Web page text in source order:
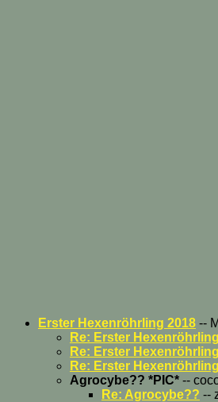
Erster Hexenröhrling 2018 --
Re: Erster
Re: Erster
Re: Erster
Agrocybe?? *PIC* --
Re: Agrocybe?? --